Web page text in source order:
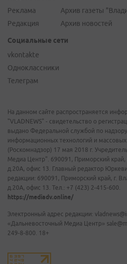
Реклама
Редакция
Архив газеты
Архив новостей
Социальные сети
vkontakte
Одноклассники
Телеграм
На данном сайте распространяется
"VLADNEWS" - свидетельство о
выдано Федеральной службой по
информационных технологий и
(Роскомнадзор) 17 мая 2018 г.
Медиа Центр". 690091, Приморский край,
д.20А, офис 13. Главный редактор
редакции: 690091, Приморский край, г.
д.20А, офис 13. Тел.: +7 (423) 2-415-600.
https://mediadv.online/
Электронный адрес редакции:
«Дальневосточный Медиа Центр»
249-8-800. 18+